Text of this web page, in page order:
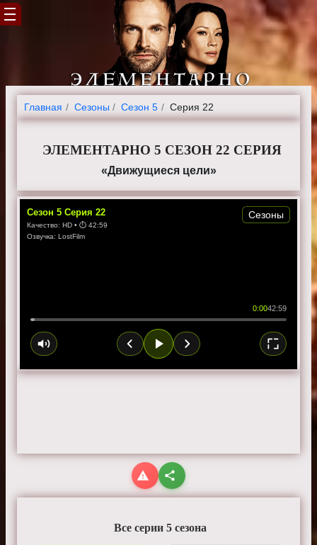
Главная Cезоны Сезон 5 Серия 22
ЭЛЕМЕНТАРНО 5 СЕЗОН 22 СЕРИЯ
«Движущиеся цели»
Сезон 5 Серия 22
Качество: HD • ⏱ 42:59
Озвучка: LostFilm
0:0042:59
Сезоны
Все серии 5 сезона